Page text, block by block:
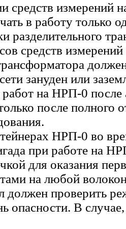
средств измерений
в работу только
разделительного
средств
зануден или
на НРП-0 после
после полного
НРП-0 во
при работе на
для оказания
на любой
должен проверить
опасности. В